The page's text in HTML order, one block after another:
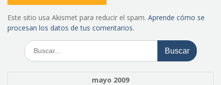
Este sitio usa Akismet para reducir el spam. Aprende cómo se
procesan los datos de tus comentarios.
Buscar:
mayo 2009